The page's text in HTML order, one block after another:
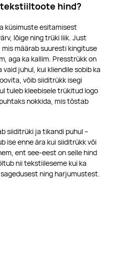
hind?
küsimuste esitamisest
lõige ning trüki liik. Just
määrab suuresti kingituse
aga ka kallim. Presstrükk on
juhul, kui kliendile sobib ka
võib siiditrükk isegi
tuleb kleebisele trükitud logo
nokkida, mis tõstab
siiditrüki ja tikandi puhul –
ise enne ära kui siiditrükk või
ent see-eest on selle hind
nii tekstiileseme kui ka
ning harjumustest.